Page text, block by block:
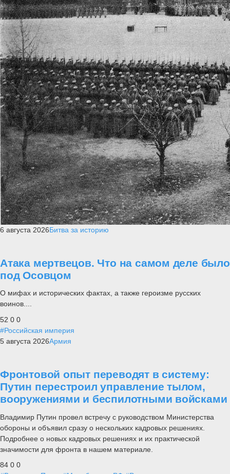
6 августа 2026Битва за историю
Атака мертвецов. Что на самом деле было
под Осовцом
О мифах и исторических фактах, а также героизме русских
воинов....
52 0 0
#Российская империя
5 августа 2026Армия
Фронтовой опыт переводят в систему:
Путин перестроил управление тылом,
вооружениями и беспилотными войсками
Владимир Путин провел встречу с руководством Министерства
обороны и объявил сразу о нескольких кадровых решениях.
Подробнее о новых кадровых решениях и их практической
значимости для фронта в нашем материале.
84 0 0